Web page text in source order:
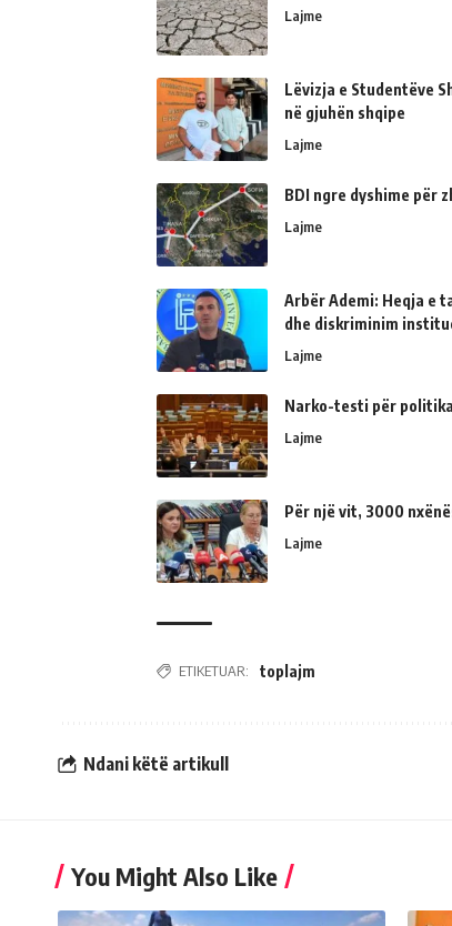
Lajme
Lëvizja e Studentëve
në gjuhën shqipe
Lajme
BDI ngre dyshime për
Lajme
Arbër Ademi: Heqja e
dhe diskriminim
Lajme
Narko-testi për
Lajme
Për një vit, 3000
Lajme
ETIKETUAR: toplajm
Ndani këtë artikull
You Might Also Like